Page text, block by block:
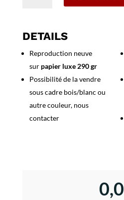
Velay
DETAILS
Reproduction neuve
sur papier luxe 290 gr
Possibilité de la vendre
sous cadre bois/blanc ou
autre couleur, nous
contacter
0,0